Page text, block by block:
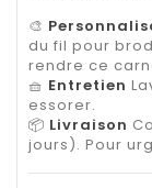
🎨
du fil pour
rendre ce
🧺 Entretien
essorer.
📦 Livraison
jours). Pour